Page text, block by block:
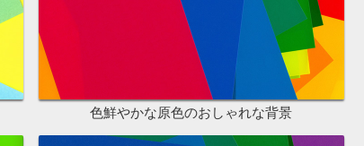
色鮮やかな原色のおしゃれな背景